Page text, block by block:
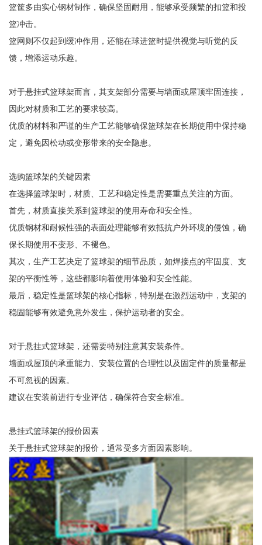
篮筐多由实心钢材制作，确保坚固耐用，能够承受频繁的扣篮和投
篮冲击。
篮网则不仅起到缓冲作用，还能在球进篮时提供视觉与听觉的反
馈，增添运动乐趣。
对于悬挂式篮球架而言，其支架部分需要与墙面或屋顶牢固连接，
因此对材质和工艺的要求较高。
优质的材料和严谨的生产工艺能够确保篮球架在长期使用中保持稳
定，避免因松动或变形带来的安全隐患。
选购篮球架的关键因素
在选择篮球架时，材质、工艺和稳定性是需要重点关注的方面。
首先，材质直接关系到篮球架的使用寿命和安全性。
优质钢材和耐候性强的表面处理能够有效抵抗户外环境的侵蚀，确
保长期使用不变形、不褪色。
其次，生产工艺决定了篮球架的细节品质，如焊接点的牢固度、支
架的平衡性等，这些都影响着使用体验和安全性能。
最后，稳定性是篮球架的核心指标，特别是在激烈运动中，支架的
稳固能够有效避免意外发生，保护运动者的安全。
对于悬挂式篮球架，还需要特别注意其安装条件。
墙面或屋顶的承重能力、安装位置的合理性以及固定件的质量都是
不可忽视的因素。
建议在安装前进行专业评估，确保符合安全标准。
悬挂式篮球架的报价因素
关于悬挂式篮球架的报价，通常受多方面因素影响。